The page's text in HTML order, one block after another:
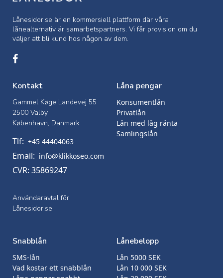
Lånesidor.se är en kommersiell plattform där våra
lånealternativ är samarbetspartners. Vi får provision om du
väljer att bli kund hos någon av dem.
Kontakt
Gammel Køge Landevej 55
2500 Valby
København, Danmark
Tlf: +45 44404063
Email: info@klikkoseo.com
CVR: 35869247
Användaravtal för
Lånesidor.se
Låna pengar
Konsumentlån
Privatlån
Lån med låg ränta
Samlingslån
Snabblån
SMS-lån
Vad kostar ett snabblån
Lånebelopp
Lån 5000 SEK
Lån 10 000 SEK